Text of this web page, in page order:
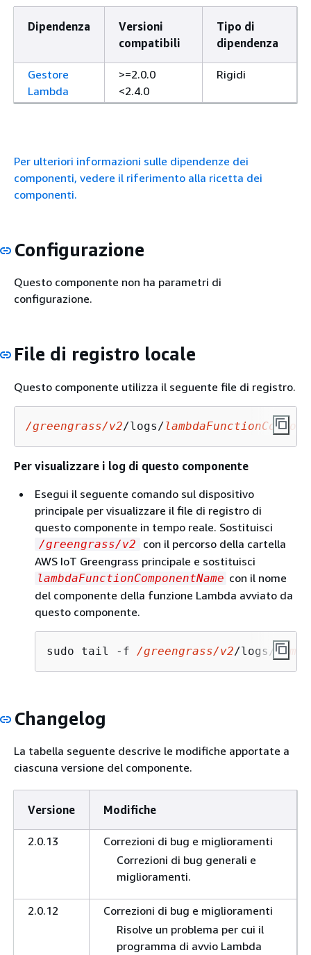
Dipendenza
Versioni
compatibili
Tipo di
dipendenza
Gestore
Lambda
>=2.0.0
<2.4.0
Rigidi
Per ulteriori informazioni sulle dipendenze dei
componenti, vedere il riferimento alla ricetta dei
componenti.
Configurazione
Questo componente non ha parametri di
configurazione.
File di registro locale
Questo componente utilizza il seguente file di registro.
/greengrass/v2/logs/
Per visualizzare i log di questo componente
Esegui il seguente comando sul dispositivo
principale per visualizzare il file di registro di
questo componente in tempo reale. Sostituisci
/greengrass/v2
con il percorso della cartella
AWS IoT Greengrass principale e sostituisci
lambdaFunctionComponentName con il nome
del componente della funzione Lambda avviato da
questo componente.
sudo tail -f /greengrass/v2/logs/
Changelog
La tabella seguente descrive le modifiche apportate a
ciascuna versione del componente.
Versione Modifiche
2.0.13
Correzioni di bug e miglioramenti
Correzioni di bug generali e
miglioramenti.
2.0.12
Correzioni di bug e miglioramenti
Risolve un problema per cui il
programma di avvio Lambda